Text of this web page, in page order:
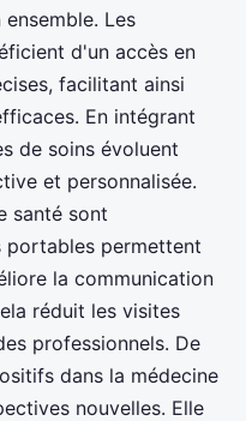
Les
d'un accès en
facilitant ainsi
En intégrant
de soins évoluent
et personnalisée.
santé sont
portables permettent
la communication
réduit les visites
professionnels. De
dans la médecine
nouvelles. Elle